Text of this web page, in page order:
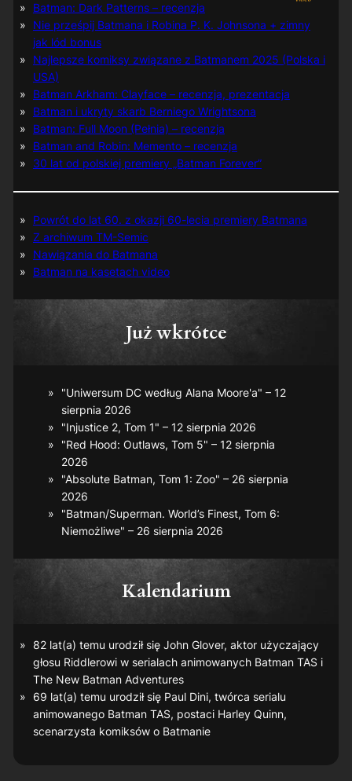
Batman: Dark Patterns – recenzja
Nie prześpij Batmana i Robina P. K. Johnsona + zimny
jak lód bonus
Najlepsze komiksy związane z Batmanem 2025 (Polska i
USA)
Batman Arkham: Clayface – recenzja, prezentacja
Batman i ukryty skarb Berniego Wrightsona
Batman: Full Moon (Pełnia) – recenzja
Batman and Robin: Memento – recenzja
30 lat od polskiej premiery „Batman Forever”
Powrót do lat 60. z okazji 60-lecia premiery Batmana
Z archiwum TM-Semic
Nawiązania do Batmana
Batman na kasetach video
Już wkrótce
"Uniwersum DC według Alana Moore'a" – 12
sierpnia 2026
"Injustice 2, Tom 1" – 12 sierpnia 2026
"Red Hood: Outlaws, Tom 5" – 12 sierpnia
2026
"Absolute Batman, Tom 1: Zoo" – 26 sierpnia
2026
"Batman/Superman. World’s Finest, Tom 6:
Niemożliwe" – 26 sierpnia 2026
Kalendarium
82 lat(a) temu urodził się John Glover, aktor użyczający
głosu Riddlerowi w serialach animowanych Batman TAS i
The New Batman Adventures
69 lat(a) temu urodził się Paul Dini, twórca serialu
animowanego Batman TAS, postaci Harley Quinn,
scenarzysta komiksów o Batmanie